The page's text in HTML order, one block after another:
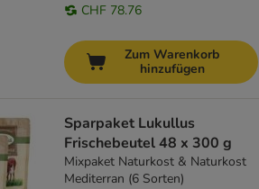
CHF 78.76
Zum Warenkorb
hinzufügen
Sparpaket Lukullus
Frischebeutel 48 x 300 g
Mixpaket Naturkost & Naturkost
Mediterran (6 Sorten)